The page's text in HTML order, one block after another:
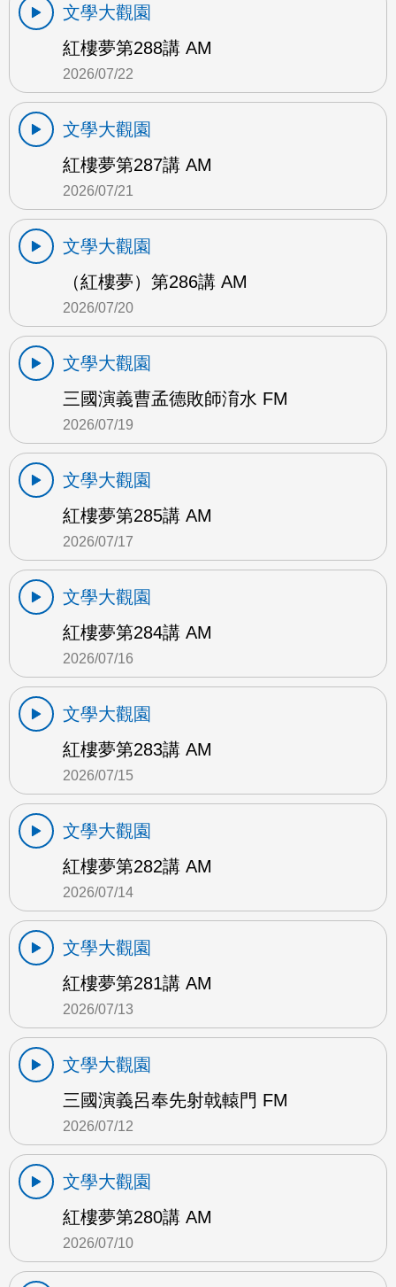
文學大觀園
紅樓夢第288講 AM
2026/07/22
文學大觀園
紅樓夢第287講 AM
2026/07/21
文學大觀園
（紅樓夢）第286講 AM
2026/07/20
文學大觀園
三國演義曹孟德敗師淯水 FM
2026/07/19
文學大觀園
紅樓夢第285講 AM
2026/07/17
文學大觀園
紅樓夢第284講 AM
2026/07/16
文學大觀園
紅樓夢第283講 AM
2026/07/15
文學大觀園
紅樓夢第282講 AM
2026/07/14
文學大觀園
紅樓夢第281講 AM
2026/07/13
文學大觀園
三國演義呂奉先射戟轅門 FM
2026/07/12
文學大觀園
紅樓夢第280講 AM
2026/07/10